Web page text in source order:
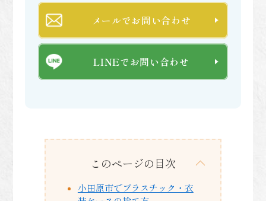
メールでお問い合わせ
LINEでお問い合わせ
このページの目次
小田原市でプラスチック・衣